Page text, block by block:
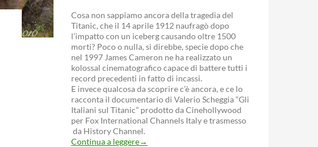
Cosa non sappiamo ancora della tragedia del
Titanic, che il 14 aprile 1912 naufragò dopo
l’impatto con un iceberg causando oltre 1500
morti? Poco o nulla, si direbbe, specie dopo che
nel 1997 James Cameron ne ha realizzato un
kolossal cinematografico capace di battere tutti i
record precedenti in fatto di incassi.
E invece qualcosa da scoprire c’è ancora, e ce lo
racconta il documentario di Valerio Scheggia “Gli
Italiani sul Titanic” prodotto da Cinehollywood
per Fox International Channels Italy e trasmesso
da History Channel.
Continua a leggere→